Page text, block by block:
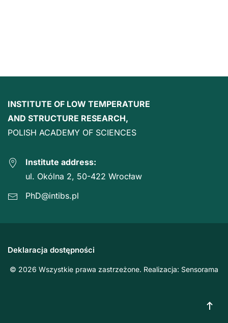
INSTITUTE OF LOW TEMPERATURE
AND STRUCTURE RESEARCH,
POLISH ACADEMY OF SCIENCES
Institute address:
ul. Okólna 2, 50-422 Wrocław
PhD@intibs.pl
Deklaracja dostępności
© 2026 Wszystkie prawa zastrzeżone. Realizacja: Sensorama